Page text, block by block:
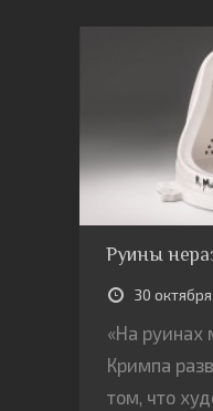
Руины
30
«На руинах
Кримпа
том, что